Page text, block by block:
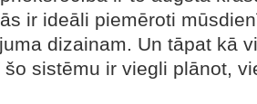
ir ideāli piemēroti
dizainam. Un tāpat kā
šo sistēmu ir viegli plānot,